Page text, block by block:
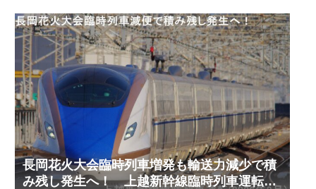
長岡花火大会臨時列車増発も輸送力減少で積
み残し発生へ！ 上越新幹線臨時列車運転